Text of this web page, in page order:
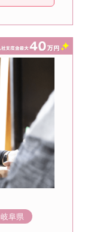
岐阜県